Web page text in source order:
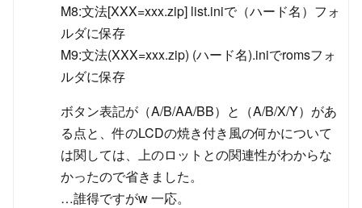
M8:文法[XXX=xxx.zip] list.iniで（ハード名）フォ
ルダに保存
M9:文法(XXX=xxx.zip) (ハード名).iniでromsフォ
ルダに保存
ボタン表記が（A/B/AA/BB）と（A/B/X/Y）があ
る点と、件のLCDの焼き付き風の何かについて
は関しては、上のロットとの関連性がわからな
かったので省きました。
…誰得ですがw 一応。